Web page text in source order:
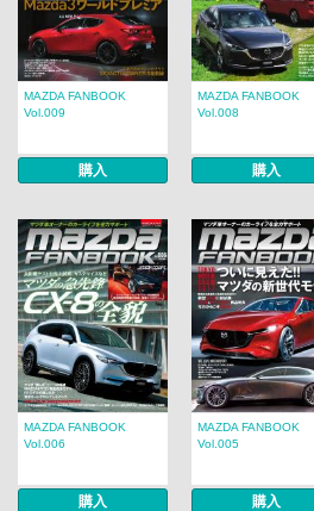
MAZDA FANBOOK
Vol.009
購入
MAZDA FANBOOK
Vol.008
購入
MAZDA FANBOOK
Vol.006
購入
MAZDA FANBOOK
Vol.005
購入